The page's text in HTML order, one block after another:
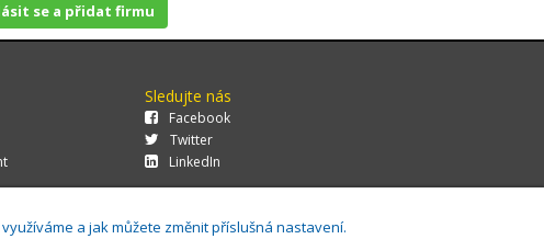
se a přidat firmu
Sledujte nás
Facebook
Twitter
LinkedIn
a jak můžete změnit příslušná nastavení.